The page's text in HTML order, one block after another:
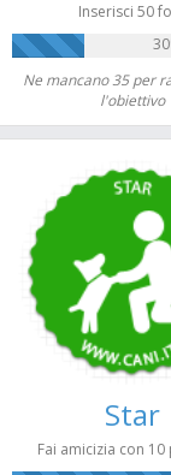
Inserisci 50
Ne mancano 35 per
l'obiettivo
Star
Fai amicizia con